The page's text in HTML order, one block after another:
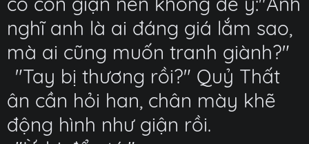
nghĩ anh là ai đáng giá lắm sao,
mà ai cũng muốn tranh giành?"
"Tay bị thương rồi?" Quỷ Thất
ân cần hỏi han, chân mày khẽ
động hình như giận rồi.